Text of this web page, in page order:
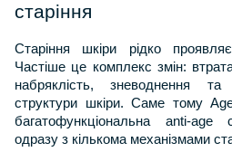
старіння
Старіння шкіри рідко
Частіше це комплекс змін:
набряклість, зневоднення
структури шкіри. Саме тому
багатофункціональна anti-
одразу з кількома механізмами